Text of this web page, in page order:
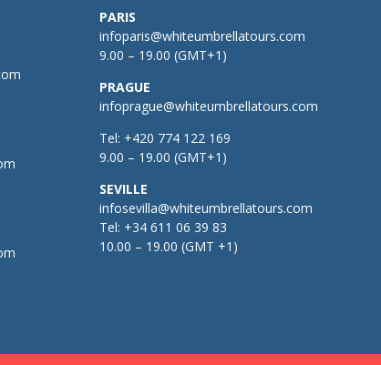
PARIS
infoparis@whiteumbrellatours.com
9.00 – 19.00 (GMT+1)
PRAGUE
infoprague@whiteumbrellatours.com
Tel: +420 774 122 169
9.00 – 19.00 (GMT+1)
SEVILLE
infosevilla@whiteumbrellatours.com
Tel: +34 611 06 39 83
10.00 – 19.00 (GMT +1)